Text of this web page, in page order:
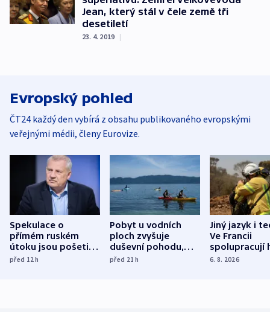
Jean, který stál v čele země tři
desetiletí
23. 4. 2019 |
Evropský pohled
ČT24 každý den vybírá z obsahu publikovaného evropskými
veřejnými médii, členy Eurovize.
Spekulace o
přímém ruském
útoku jsou pošetilé,
míní estonský
před 12h
Pobyt u vodních
ploch zvyšuje
duševní pohodu,
ukázala
před 21h
Jiný jazyk i
Ve Francii
spolupracují
různých zemí
6. 8. 2026